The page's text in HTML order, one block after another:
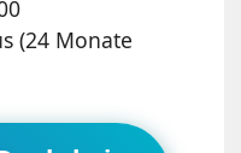
(24 Monate